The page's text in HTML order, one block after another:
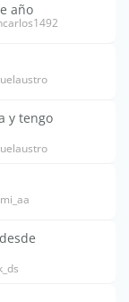
año
y tengo